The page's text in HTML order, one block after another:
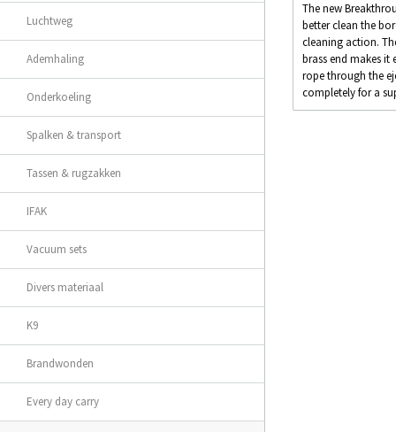
Luchtweg
Ademhaling
Onderkoeling
Spalken & transport
Tassen & rugzakken
IFAK
Vacuum sets
Divers materiaal
K9
Brandwonden
Every day carry
The new
better clean the
cleaning action.
brass end makes
rope through the
completely for a